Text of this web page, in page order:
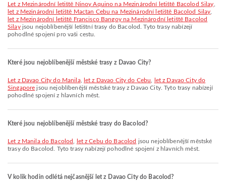
let z Mezinárodní letiště Ninoy Aquino na Mezinárodní letiště Bacolod Silay
let z Mezinárodní letiště Mactan Cebu na Mezinárodní letiště Bacolod Silay
let z Mezinárodní letiště Francisco Bangoy na Mezinárodní letiště Bacolod
Silayjsou nejoblíbenější letištní trasy do Bacolod. Tyto trasy nabízejí
pohodlné spojení pro vaši cestu.
Které jsou nejoblíbenější městské trasy z Davao City?
let z Davao City do Manila, let z Davao City do Cebu
let z Davao City do
Singapore jsou nejoblíbenější městské trasy z Davao City. Tyto trasy nabízejí
pohodlné spojení z hlavních měst.
Které jsou nejoblíbenější městské trasy do Bacolod?
let z Manila do Bacolod let z Cebu do Bacolod jsou nejoblíbenější městské
trasy do Bacolod. Tyto trasy nabízejí pohodlné spojení z hlavních měst.
V kolik hodin odlétá nejčasnější let z Davao City do Bacolod?